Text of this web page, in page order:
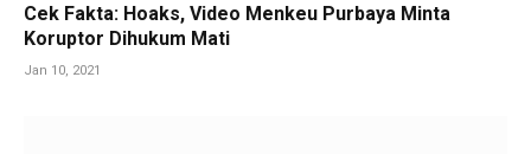
Cek Fakta: Hoaks, Video Menkeu Purbaya Minta
Koruptor Dihukum Mati
Jan 10, 2021